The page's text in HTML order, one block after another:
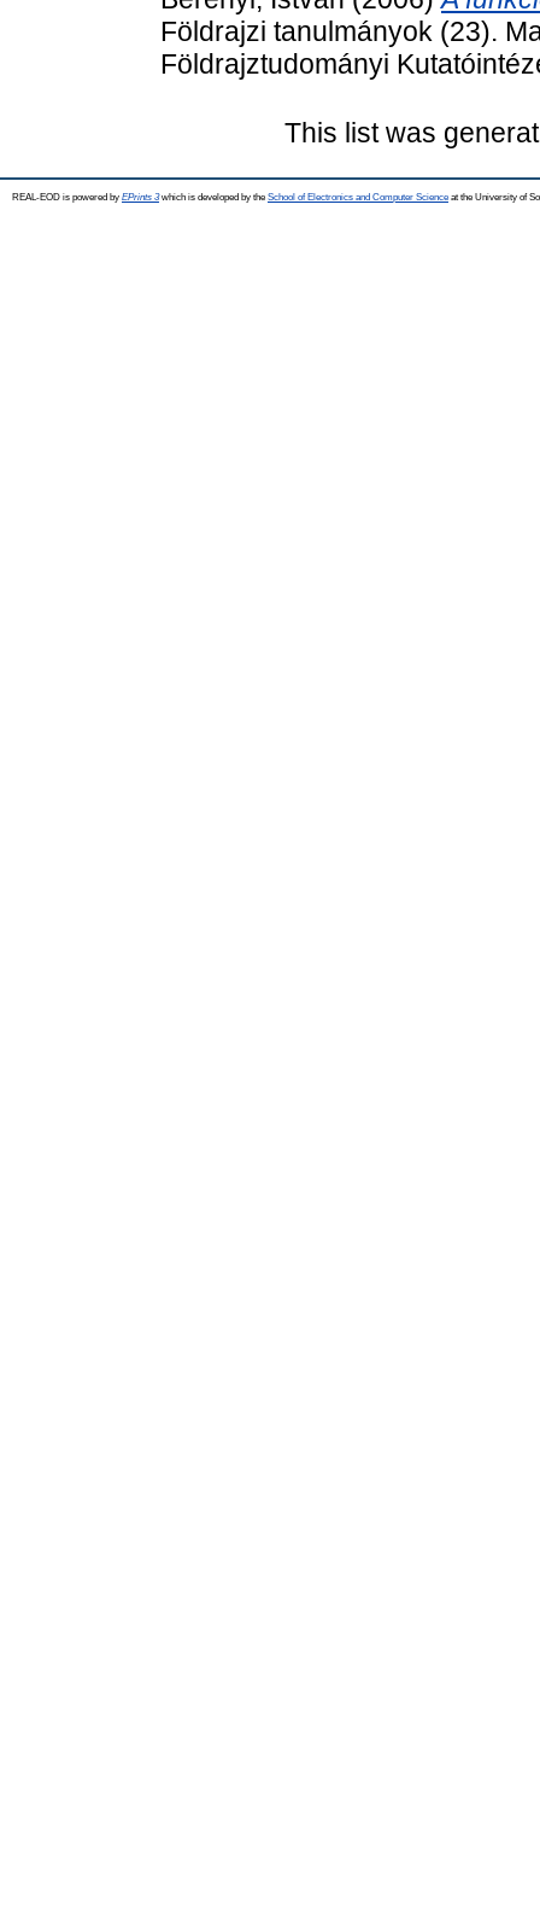
Földrajzi tanulmányok (23).
Földrajztudományi
This list was
REAL-EOD is powered by EPrints 3which is developed by the School of Electronics and Computer Science at the University of